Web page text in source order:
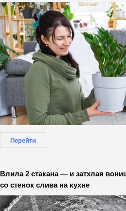
Перейти
Влила 2 стакана — и затхлая
со стенок слива на кухне